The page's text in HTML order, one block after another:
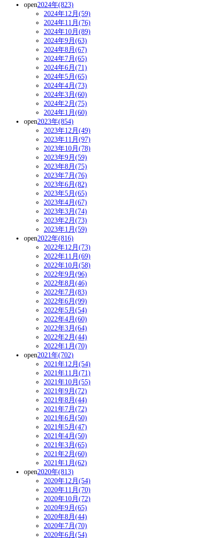
open2024年(823)
2024年12月(59)
2024年11月(76)
2024年10月(89)
2024年9月(63)
2024年8月(67)
2024年7月(65)
2024年6月(71)
2024年5月(65)
2024年4月(73)
2024年3月(60)
2024年2月(75)
2024年1月(60)
open2023年(854)
2023年12月(49)
2023年11月(97)
2023年10月(78)
2023年9月(59)
2023年8月(75)
2023年7月(76)
2023年6月(82)
2023年5月(65)
2023年4月(67)
2023年3月(74)
2023年2月(73)
2023年1月(59)
open2022年(816)
2022年12月(73)
2022年11月(69)
2022年10月(58)
2022年9月(96)
2022年8月(46)
2022年7月(83)
2022年6月(99)
2022年5月(54)
2022年4月(60)
2022年3月(64)
2022年2月(44)
2022年1月(70)
open2021年(702)
2021年12月(54)
2021年11月(71)
2021年10月(55)
2021年9月(72)
2021年8月(44)
2021年7月(72)
2021年6月(50)
2021年5月(47)
2021年4月(50)
2021年3月(65)
2021年2月(60)
2021年1月(62)
open2020年(813)
2020年12月(54)
2020年11月(70)
2020年10月(72)
2020年9月(65)
2020年8月(44)
2020年7月(70)
2020年6月(54)